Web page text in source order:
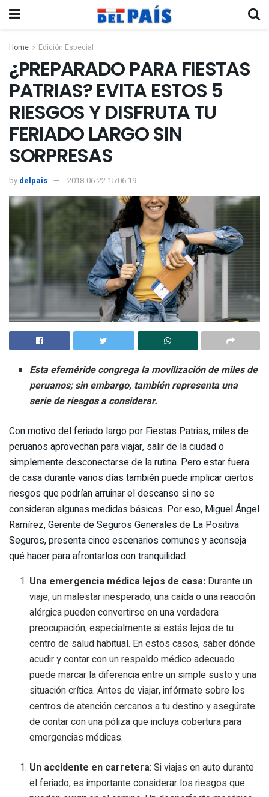
Home Edición Especial
¿PREPARADO PARA FIESTAS
PATRIAS? EVITA ESTOS 5
RIESGOS Y DISFRUTA TU
FERIADO LARGO SIN
SORPRESAS
by delpais 2018-06-22 15:06:19
Esta efeméride congrega la movilización de miles de
peruanos; sin embargo, también representa una
serie de riesgos a considerar.
Con motivo del feriado largo por Fiestas Patrias, miles de
peruanos aprovechan para viajar, salir de la ciudad o
simplemente desconectarse de la rutina. Pero estar fuera
de casa durante varios días también puede implicar ciertos
riesgos que podrían arruinar el descanso si no se
consideran algunas medidas básicas. Por eso, Miguel Ángel
Ramírez, Gerente de Seguros Generales de La Positiva
Seguros, presenta cinco escenarios comunes y aconseja
qué hacer para afrontarlos con tranquilidad.
Una emergencia médica lejos de casa: Durante un
viaje, un malestar inesperado, una caída o una reacción
alérgica pueden convertirse en una verdadera
preocupación, especialmente si estás lejos de tu
centro de salud habitual. En estos casos, saber dónde
acudir y contar con un respaldo médico adecuado
puede marcar la diferencia entre un simple susto y una
situación crítica. Antes de viajar, infórmate sobre los
centros de atención cercanos a tu destino y asegúrate
de contar con una póliza que incluya cobertura para
emergencias médicas.
Un accidente en carretera: Si viajas en auto durante
el feriado, es importante considerar los riesgos que